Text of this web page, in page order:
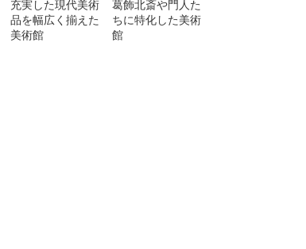
充実した現代美術
品を幅広く揃えた
美術館
葛飾北斎や門人た
ちに特化した美術
館